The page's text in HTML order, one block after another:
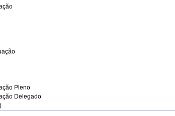
Pleno
Delegado